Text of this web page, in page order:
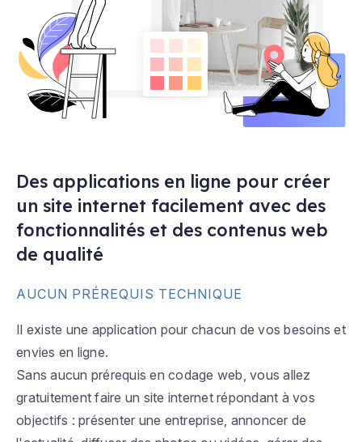
Des applications en ligne pour créer
un site internet facilement avec des
fonctionnalités et des contenus web
de qualité
AUCUN PRÉREQUIS TECHNIQUE
Il existe une application pour chacun de vos besoins et
envies en ligne.
Sans aucun prérequis en codage web, vous allez
gratuitement faire un site internet répondant à vos
objectifs : présenter une entreprise, annoncer de